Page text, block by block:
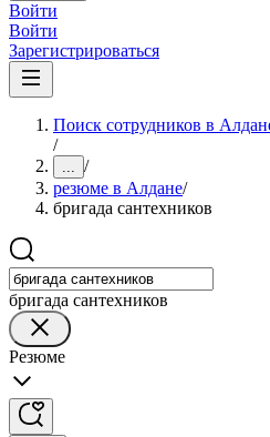
Войти
Войти
Зарегистрироваться
Поиск сотрудников в
/
... /
резюме в Алдане/
бригада сантехников
бригада сантехников
Резюме